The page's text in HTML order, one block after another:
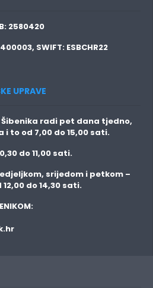
2580420
SWIFT: ESBCHR22
UPRAVE
radi pet dana tjedno,
i to od 7,00 do 15,00 sati.
do 11,00 sati.
srijedom i petkom –
do 14,30 sati.